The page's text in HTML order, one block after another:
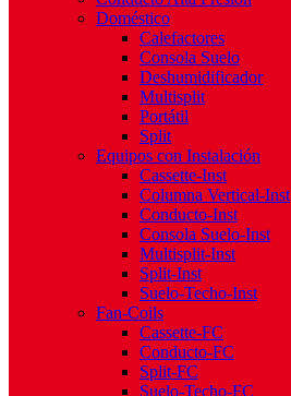
Doméstico
Calefactores
Consola Suelo
Deshumidificador
Multisplit
Portátil
Split
Equipos con Instalación
Cassette-Inst
Columna Vertical-Inst
Conducto-Inst
Consola Suelo-Inst
Multisplit-Inst
Split-Inst
Suelo-Techo-Inst
Fan-Coils
Cassette-FC
Conducto-FC
Split-FC
Suelo-Techo-FC